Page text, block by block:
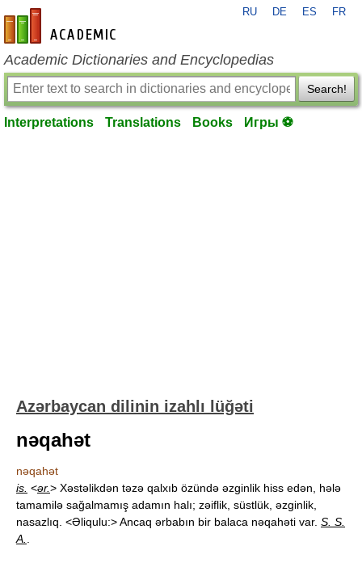
en-academic.com
RU DE ES FR
Academic Dictionaries and Encyclopedias
Search!
Interpretations Translations Books Игры ⚽
Azərbaycan dilinin izahlı lüğəti
nəqahət
nəqahət
is. <ər.> Xəstəlikdən təzə qalxıb özündə əzginlik hiss edən, hələ
tamamilə sağalmamış adamın halı; zəiflik, süstlük, əzginlik,
nasazlıq. <Əliqulu:> Ancaq ərbabın bir balaca nəqahəti var. S. S.
A.